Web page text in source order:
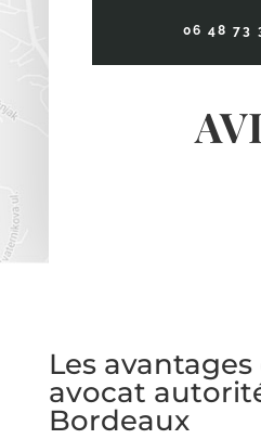
06 48 73
Les
avocat
Bordeaux